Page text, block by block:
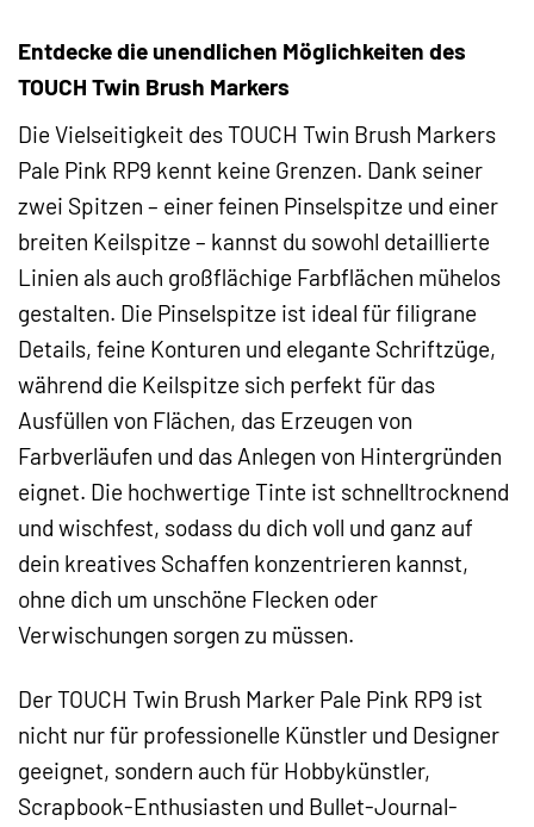
Entdecke die unendlichen Möglichkeiten des
TOUCH Twin Brush Markers
Die Vielseitigkeit des TOUCH Twin Brush Markers
Pale Pink RP9 kennt keine Grenzen. Dank seiner
zwei Spitzen – einer feinen Pinselspitze und einer
breiten Keilspitze – kannst du sowohl detaillierte
Linien als auch großflächige Farbflächen mühelos
gestalten. Die Pinselspitze ist ideal für filigrane
Details, feine Konturen und elegante Schriftzüge,
während die Keilspitze sich perfekt für das
Ausfüllen von Flächen, das Erzeugen von
Farbverläufen und das Anlegen von Hintergründen
eignet. Die hochwertige Tinte ist schnelltrocknend
und wischfest, sodass du dich voll und ganz auf
dein kreatives Schaffen konzentrieren kannst,
ohne dich um unschöne Flecken oder
Verwischungen sorgen zu müssen.
Der TOUCH Twin Brush Marker Pale Pink RP9 ist
nicht nur für professionelle Künstler und Designer
geeignet, sondern auch für Hobbykünstler,
Scrapbook-Enthusiasten und Bullet-Journal-